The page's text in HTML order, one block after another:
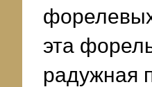
эта
радужная